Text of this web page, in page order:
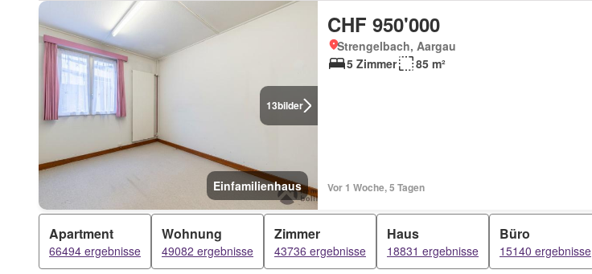
13bilder
Einfamilienhaus
CHF 950'000
Strengelbach, Aargau
5 Zimmer
85 m²
Vor 1 Woche, 5 Tagen
Apartment
66494 ergebnisse
Wohnung
49082 ergebnisse
Zimmer
43736 ergebnisse
Haus
18831 ergebnisse
Büro
15140 ergebnisse